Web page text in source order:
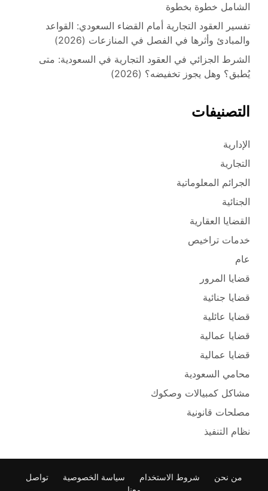
الشامل خطوة بخطوة
تفسير العقود التجارية أمام القضاء السعودي: القواعد
والمبادئ وأثرها في الفصل في المنازعات (2026)
الشرط الجزائي في العقود التجارية في السعودية: متى
يُطبق؟ وهل يجوز تخفيضه؟ (2026)
التصنيفات
الإدارية
التجارية
الجرائم المعلوماتية
الجنائية
القضايا العقارية
خدمات تراخيص
عام
قضايا المرور
قضايا جنائية
قضايا عائلية
قضايا عمالية
قضايا عمالية
محامي السعودية
مشاكل كمبيالات وصكوك
مصلحات قانونية
نظام التنفيذ
من نحن شروط الاستخدام سياسة الخصوصية
تواصل